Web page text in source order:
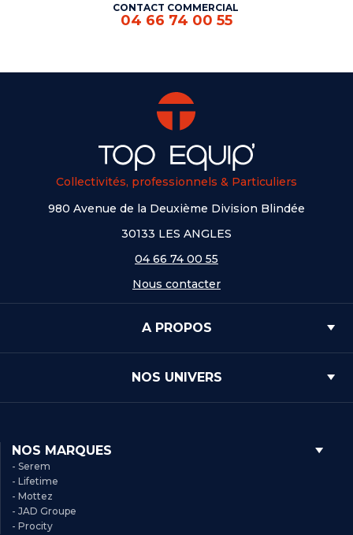
CONTACT COMMERCIAL
04 66 74 00 55
Collectivités, professionnels & Particuliers
980 Avenue de la Deuxième Division Blindée
30133 LES ANGLES
04 66 74 00 55
Nous contacter
A PROPOS
NOS UNIVERS
NOS MARQUES
- Serem
- Lifetime
- Mottez
- JAD Groupe
- Procity